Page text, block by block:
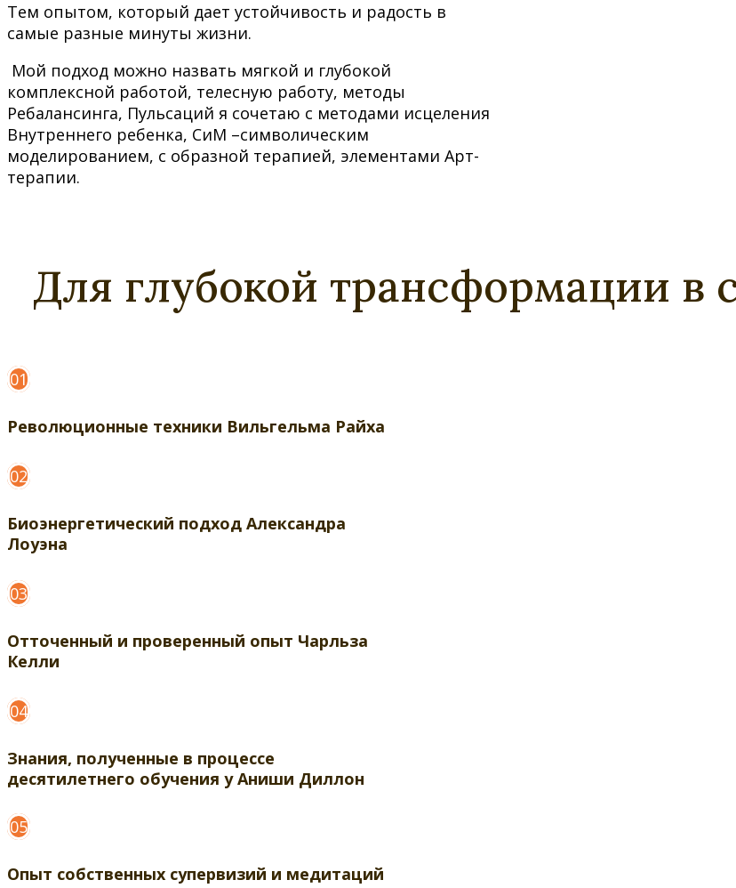
Тем опытом, который дает устойчивость и радость в
самые разные минуты жизни.
Мой подход можно назвать мягкой и глубокой
комплексной работой, телесную работу, методы
Ребалансинга, Пульсаций я сочетаю с методами исцеления
Внутреннего ребенка, СиМ –символическим
моделированием, с образной терапией, элементами Арт-
терапии.
Для глубокой трансформации в
01
Революционные техники Вильгельма Райха
02
Биоэнергетический подход Александра
Лоуэна
03
Отточенный и проверенный опыт Чарльза
Келли
04
Знания, полученные в процессе
десятилетнего обучения у Аниши Диллон
05
Опыт собственных супервизий и медитаций